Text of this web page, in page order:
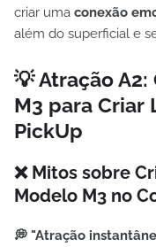
criar uma conexão
além do superficial e
💡Atração
M3 para Criar
PickUp
❌ Mitos sobre
Modelo M3 no
💭 "Atração